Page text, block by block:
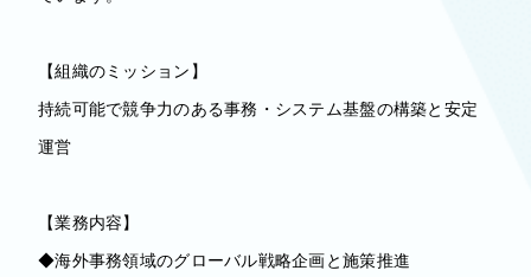
【組織のミッション】
持続可能で競争力のある事務・システム基盤の構築と安定
運営
【業務内容】
◆海外事務領域のグローバル戦略企画と施策推進